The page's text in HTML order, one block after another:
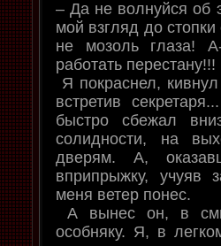
– Да не волнуйся об
мой взгляд до
не мозоль глаза!
работать перестану!!!
Я покраснел,
встретив
быстро сбежал
солидности, на
дверям. А,
вприпрыжку, учуяв
меня ветер понес.
А вынес он, в
особняку. Я, в